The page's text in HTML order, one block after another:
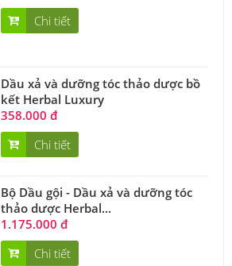
Chi tiết
Dầu xả và dưỡng tóc thảo dược bồ
kết Herbal Luxury
358.000 đ
Chi tiết
Bộ Dầu gội - Dầu xả và dưỡng tóc
thảo dược Herbal...
1.175.000 đ
Chi tiết